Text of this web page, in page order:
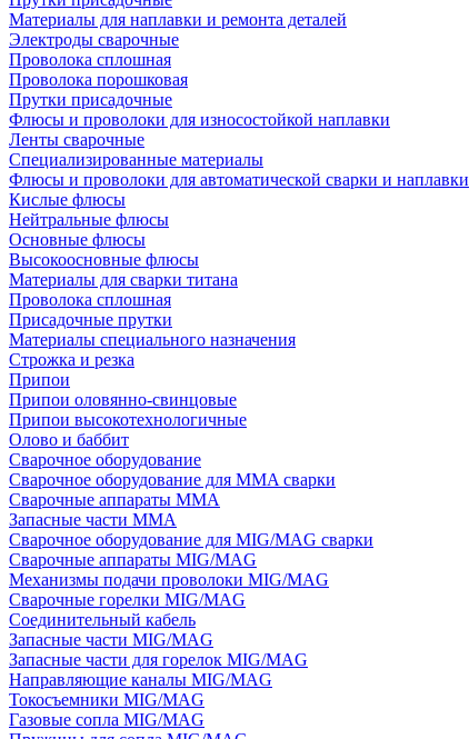
Материалы для наплавки и ремонта деталей
Электроды сварочные
Проволока сплошная
Проволока порошковая
Прутки присадочные
Флюсы и проволоки для износостойкой наплавки
Ленты сварочные
Специализированные материалы
Флюсы и проволоки для автоматической сварки и наплавки
Кислые флюсы
Нейтральные флюсы
Основные флюсы
Высокоосновные флюсы
Материалы для сварки титана
Проволока сплошная
Присадочные прутки
Материалы специального назначения
Строжка и резка
Припои
Припои оловянно-свинцовые
Припои высокотехнологичные
Олово и баббит
Сварочное оборудование
Сварочное оборудование для MMA сварки
Сварочные аппараты MMA
Запасные части MMA
Сварочное оборудование для MIG/MAG сварки
Сварочные аппараты MIG/MAG
Механизмы подачи проволоки MIG/MAG
Сварочные горелки MIG/MAG
Соединительный кабель
Запасные части MIG/MAG
Запасные части для горелок MIG/MAG
Направляющие каналы MIG/MAG
Токосъемники MIG/MAG
Газовые сопла MIG/MAG